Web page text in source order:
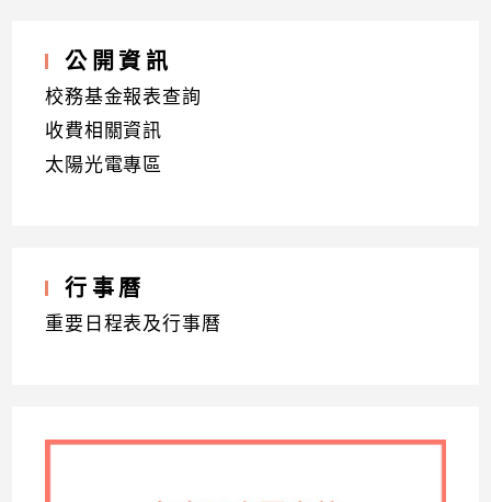
公開資訊
校務基金報表查詢
收費相關資訊
太陽光電專區
行事曆
重要日程表及行事曆